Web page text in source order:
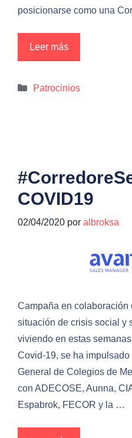
posicionarse como una
Leer más
Categorías
Patrocinios
COVID19
02/04/2020 por albroksa
Campaña en
situación de crisis social y
viviendo en estas
Covid-19, se ha
General de Colegios de
con ADECOSE, Aunna,
Espabrok, FECOR y la …